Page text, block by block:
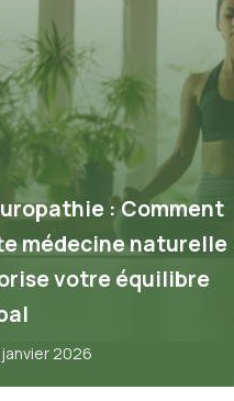
: Comment
médecine naturelle
votre équilibre
janvier 2026